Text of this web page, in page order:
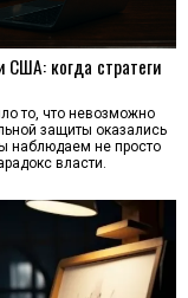
США: когда стратеги
то, что невозможно
защиты оказались
наблюдаем не просто
власти.